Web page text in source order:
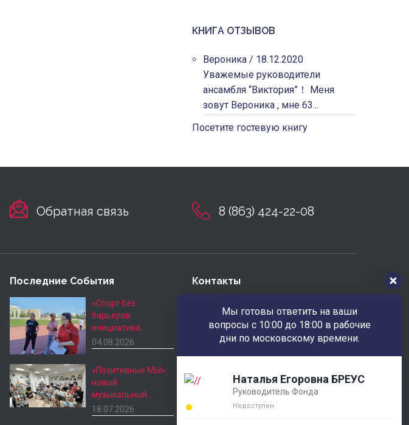
КНИГА ОТЗЫВОВ
Вероника / 18.12.2020
Уважемые руководители
ансамбля “Виктория”！ Меня
зовут Вероника , мне 63...
Посетите гостевую книгу
Обратная связь 8 (863) 424-22-08
Последние События
«Спорт без
барьеров:
инициатива…
04.08.2026
«Позитивные МЫ»:
новый
музыкальный…
18.07.2026
Контакты
РОССИЯ 346780 Ростовская обл.
г.Азов ул.Московская, 23
Пн. - Пт.: 10:00 - 18:00
8 (863) 424-22-08
Мы готовы ответить на ваши
вопросы с 10:00 до 18:00 в рабочие
дни по московскому времени.
Наталья Егоровна БРЕУС
Руководитель Фонда
Недоступен